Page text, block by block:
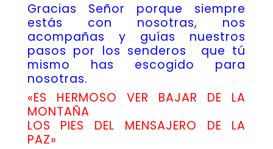
Gracias Señor porque siempre
estás con nosotras, nos
acompañas y guías nuestros
pasos por los senderos que tú
mismo has escogido para
nosotras.
«ES HERMOSO VER BAJAR DE LA
MONTAÑA
LOS PIES DEL MENSAJERO DE LA
PAZ»